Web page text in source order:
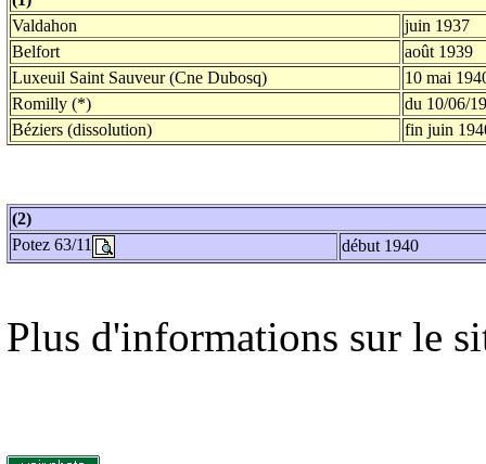
Valdahon
juin 1937
Belfort
août 1939
Luxeuil Saint Sauveur (Cne Dubosq)
10 mai
Romilly (*)
du 10/06/
Béziers (dissolution)
fin juin
(2)
Potez 63/11
début 1940
Plus d'informations sur le